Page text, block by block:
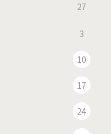
27
3
10
17
24